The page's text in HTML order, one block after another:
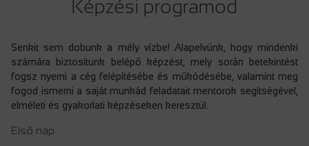
Képzési programod
Senkit sem dobunk a mély vízbe! Alapelvünk, hogy mindenki
számára biztosítunk belépő képzést, mely során betekintést
fogsz nyerni a cég felépítésébe és működésébe, valamint meg
fogod ismerni a saját munkád feladatait mentorok segítségével,
elméleti és gyakorlati képzéseken keresztül.
Első nap